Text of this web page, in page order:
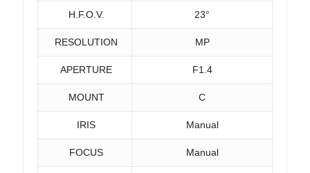
H.F.O.V. 23°
RESOLUTION MP
APERTURE F1.4
MOUNT C
IRIS Manual
FOCUS Manual